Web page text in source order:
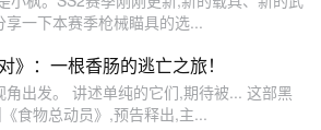
一下本赛季枪械瞄具的选...
》：一根香肠的逃亡之旅！
角出发。 讲述单纯的它们,期待被... 这部黑
食物总动员》,预告释出,主...